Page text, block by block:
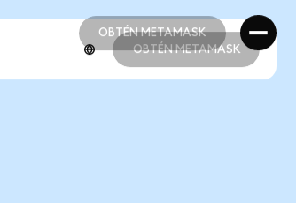
OBTÉN METAMASK
OBTÉN METAMASK
OBTÉN METAMASK